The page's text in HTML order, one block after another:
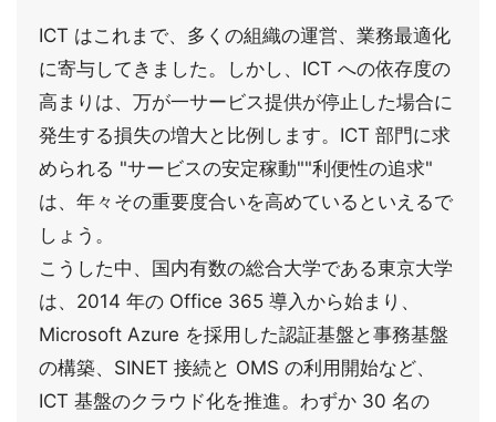
ICT はこれまで、多くの組織の運営、業務最適化
に寄与してきました。しかし、ICT への依存度の
高まりは、万が一サービス提供が停止した場合に
発生する損失の増大と比例します。ICT 部門に求
められる "サービスの安定稼動""利便性の追求"
は、年々その重要度合いを高めているといえるで
しょう。
こうした中、国内有数の総合大学である東京大学
は、2014 年の Office 365 導入から始まり、
Microsoft Azure を採用した認証基盤と事務基盤
の構築、SINET 接続と OMS の利用開始など、
ICT 基盤のクラウド化を推進。わずか 30 名の